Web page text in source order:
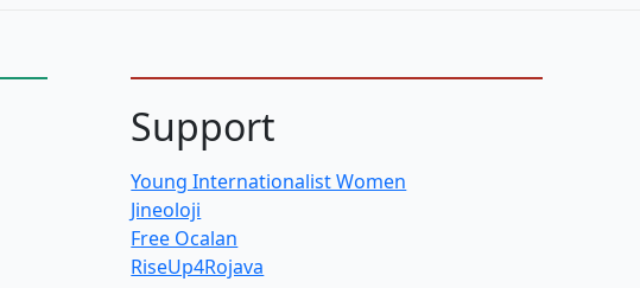
Support
Young Internationalist Women
Jineoloji
Free Ocalan
RiseUp4Rojava